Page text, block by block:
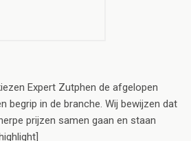
Expert Zutphen de afgelopen
begrip in de branche. Wij bewijzen dat
prijzen samen gaan en staan